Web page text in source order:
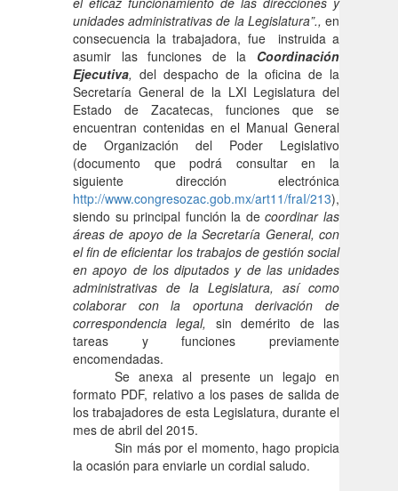
unidades administrativas de la Legislatura”., en
consecuencia la trabajadora, fue instruida a
asumir las funciones de la Coordinación
Ejecutiva,del despacho de la oficina de la
Secretaría General de la LXI Legislatura del
Estado de Zacatecas, funciones que se
encuentran contenidas en el Manual General
de Organización del Poder Legislativo
(documento que podrá consultar en la
siguiente dirección electrónica
http://www.congresozac.gob.mx/art11/fraI/213),
siendo su principal función la decoordinar las
áreas de apoyo de la Secretaría General, con
el fin de eficientar los trabajos de gestión social
en apoyo de los diputados y de las unidades
administrativas de la Legislatura, así como
colaborar con la oportuna derivación de
correspondencia legal,
sin demérito de las
tareas y funciones previamente
encomendadas.
Se anexa al presente un legajo en
formato PDF, relativo a los pases de salida de
los trabajadores de esta Legislatura, durante el
mes de abril del 2015.
Sin más por el momento, hago propicia
la ocasión para enviarle un cordial saludo.